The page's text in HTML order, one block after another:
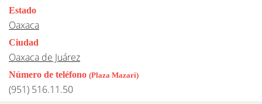
Estado
Oaxaca
Ciudad
Oaxaca de Juárez
Número de teléfono (Plaza Mazari)
(951) 516.11.50